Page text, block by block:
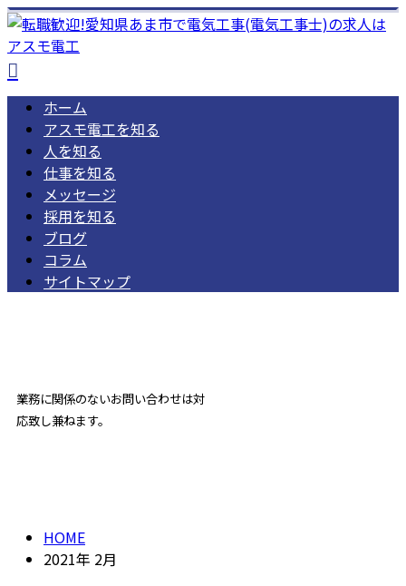
ホーム
アスモ電工を知る
人を知る
仕事を知る
メッセージ
採用を知る
ブログ
コラム
サイトマップ
業務に関係のないお問い合わせは対
応致し兼ねます。
HOME
2021年 2月